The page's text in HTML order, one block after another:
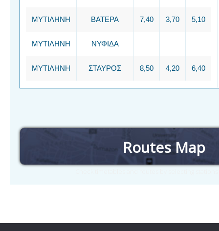
ΜΥΤΙΛΗΝΗ ΒΑΤΕΡΑ 7,40 3,70 5,10
ΜΥΤΙΛΗΝΗ ΝΥΦΙΔΑ
ΜΥΤΙΛΗΝΗ ΣΤΑΥΡΟΣ 8,50 4,20 6,40
Routes Map